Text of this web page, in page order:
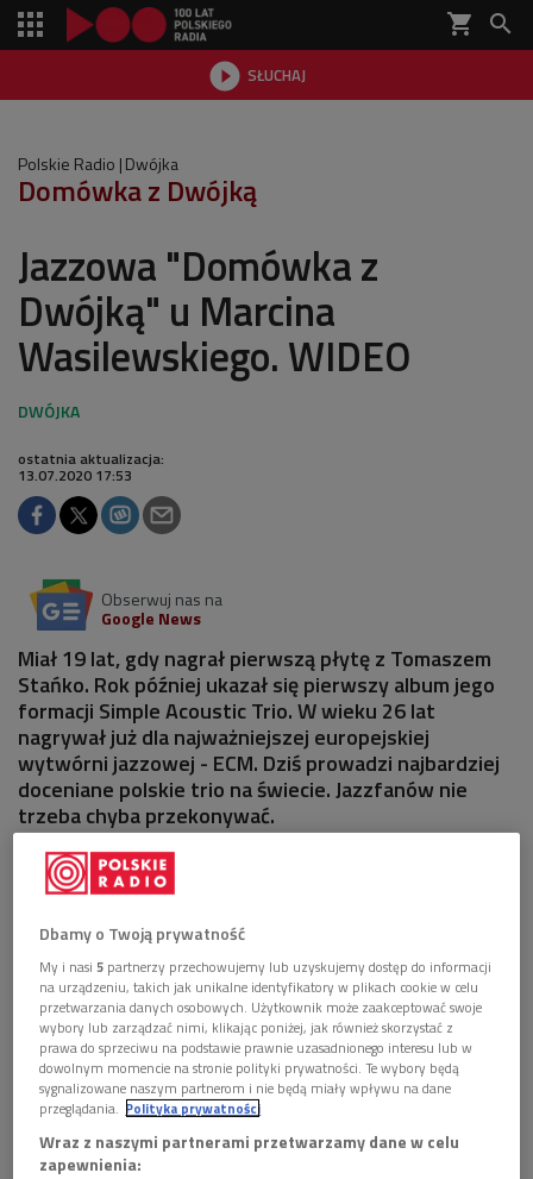
shopping_cart 
 SŁUCHAJ

Polskie Radio Dwójka
Domówka z Dwójką
Jazzowa "Domówka z
Dwójką" u Marcina
Wasilewskiego. WIDEO
ostatnia aktualizacja:
13.07.2020 17:53
Obserwuj nas na
Google News
Miał 19 lat, gdy nagrał pierwszą płytę z Tomaszem
Stańko. Rok później ukazał się pierwszy album jego
formacji Simple Acoustic Trio. W wieku 26 lat
nagrywał już dla najważniejszej europejskiej
wytwórni jazzowej - ECM. Dziś prowadzi najbardziej
doceniane polskie trio na świecie. Jazzfanów nie
trzeba chyba przekonywać.
Plansza reklamowa
Dbamy o Twoją prywatność
My i nasi5 partnerzy przechowujemy lub uzyskujemy dostęp do informacji
na urządzeniu, takich jak unikalne identyfikatory w plikach cookie w celu
przetwarzania danych osobowych. Użytkownik może zaakceptować swoje
wybory lub zarządzać nimi, klikając poniżej, jak również skorzystać z
prawa do sprzeciwu na podstawie prawnie uzasadnionego interesu lub w
dowolnym momencie na stronie polityki prywatności. Te wybory będą
sygnalizowane naszym partnerom i nie będą miały wpływu na dane
przeglądania. Polityka prywatności
Wraz z naszymi partnerami przetwarzamy dane w celu
zapewnienia: